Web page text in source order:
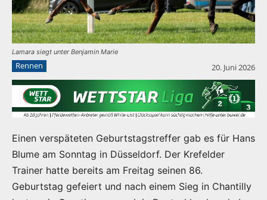
Lamara siegt unter Benjamin Marie
Rennen 20. Juni 2026
Einen verspäteten Geburtstagstreffer gab es für Hans
Blume am Sonntag in Düsseldorf. Der Krefelder
Trainer hatte bereits am Freitag seinen 86.
Geburtstag gefeiert und nach einem Sieg in Chantilly